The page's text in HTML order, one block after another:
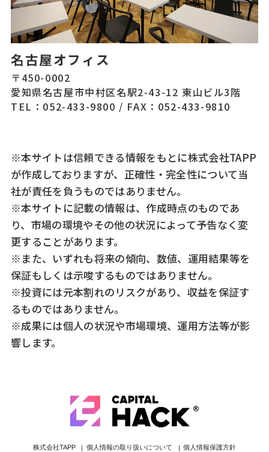
名古屋オフィス
〒450-0002
愛知県名古屋市中村区名駅2-43-12 東山ビル3階
TEL：052-433-9800 / FAX：052-433-9810
※本サイトは信頼できる情報をもとに株式会社TAPP
が作成しておりますが、正確性・完全性について当
社が責任を負うものではありません。
※本サイトに記載の情報は、作成時点のものであ
り、市場の環境やその他の状況によって予告なく変
更することがあります。
※また、いずれも将来の傾向、数値、運用結果等を
保証もしくは示唆するものではありません。
※投資には元本割れのリスクがあり、収益を保証す
るものではありません。
※成果には個人の状況や市場環境、運用方法等が影
響します。
株式会社TAPP 個人情報の取り扱いについて 個人情報保護方針